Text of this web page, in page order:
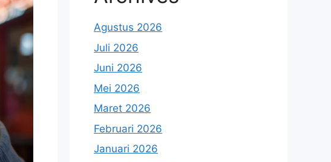
Agustus 2026
Juli 2026
Juni 2026
Mei 2026
Maret 2026
Februari 2026
Januari 2026